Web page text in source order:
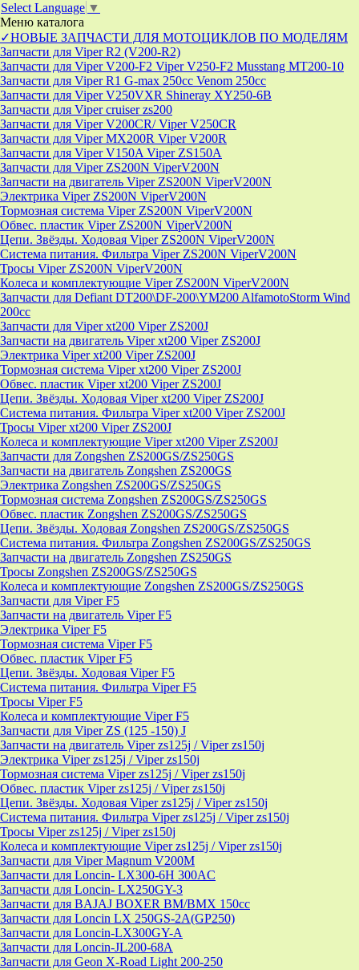
Select Language ▼
Меню каталога
✓НОВЫЕ ЗАПЧАСТИ ДЛЯ МОТОЦИКЛОВ ПО МОДЕЛЯМ
Запчасти для Viper R2 (V200-R2)
Запчасти для Viper V200-F2 Viper V250-F2 Musstang MT200-10
Запчасти для Viper R1 G-max 250cc Venom 250cc
Запчасти для Viper V250VXR Shineray XY250-6B
Запчасти для Viper cruiser zs200
Запчасти для Viper V200CR/ Viper V250CR
Запчасти для Viper MX200R Viper V200R
Запчасти для Viper V150A Viper ZS150A
Запчасти для Viper ZS200N ViperV200N
Запчасти на двигатель Viper ZS200N ViperV200N
Электрика Viper ZS200N ViperV200N
Тормозная система Viper ZS200N ViperV200N
Обвес. пластик Viper ZS200N ViperV200N
Цепи. Звёзды. Ходовая Viper ZS200N ViperV200N
Система питания. Фильтра Viper ZS200N ViperV200N
Тросы Viper ZS200N ViperV200N
Колеса и комплектующие Viper ZS200N ViperV200N
Запчасти для Defiant DT200\DF-200\YM200 AlfamotoStorm Wind
200cc
Запчасти для Viper xt200 Viper ZS200J
Запчасти на двигатель Viper xt200 Viper ZS200J
Электрика Viper xt200 Viper ZS200J
Тормозная система Viper xt200 Viper ZS200J
Обвес. пластик Viper xt200 Viper ZS200J
Цепи. Звёзды. Ходовая Viper xt200 Viper ZS200J
Система питания. Фильтра Viper xt200 Viper ZS200J
Тросы Viper xt200 Viper ZS200J
Колеса и комплектующие Viper xt200 Viper ZS200J
Запчасти для Zongshen ZS200GS/ZS250GS
Запчасти на двигатель Zongshen ZS200GS
Электрика Zongshen ZS200GS/ZS250GS
Тормозная система Zongshen ZS200GS/ZS250GS
Обвес. пластик Zongshen ZS200GS/ZS250GS
Цепи. Звёзды. Ходовая Zongshen ZS200GS/ZS250GS
Система питания. Фильтра Zongshen ZS200GS/ZS250GS
Запчасти на двигатель Zongshen ZS250GS
Тросы Zongshen ZS200GS/ZS250GS
Колеса и комплектующие Zongshen ZS200GS/ZS250GS
Запчасти для Viper F5
Запчасти на двигатель Viper F5
Электрика Viper F5
Тормозная система Viper F5
Обвес. пластик Viper F5
Цепи. Звёзды. Ходовая Viper F5
Система питания. Фильтра Viper F5
Тросы Viper F5
Колеса и комплектующие Viper F5
Запчасти для Viper ZS (125 -150) J
Запчасти на двигатель Viper zs125j / Viper zs150j
Электрика Viper zs125j / Viper zs150j
Тормозная система Viper zs125j / Viper zs150j
Обвес. пластик Viper zs125j / Viper zs150j
Цепи. Звёзды. Ходовая Viper zs125j / Viper zs150j
Система питания. Фильтра Viper zs125j / Viper zs150j
Тросы Viper zs125j / Viper zs150j
Колеса и комплектующие Viper zs125j / Viper zs150j
Запчасти для Viper Magnum V200M
Запчасти для Loncin- LX300-6H 300AC
Запчасти для Loncin- LX250GY-3
Запчасти для BAJAJ BOXER BM/ВМX 150cc
Запчасти для Loncin LX 250GS-2A(GP250)
Запчасти для Loncin-LX300GY-A
Запчасти для Loncin-JL200-68A
Запчасти для Geon X-Road Light 200-250